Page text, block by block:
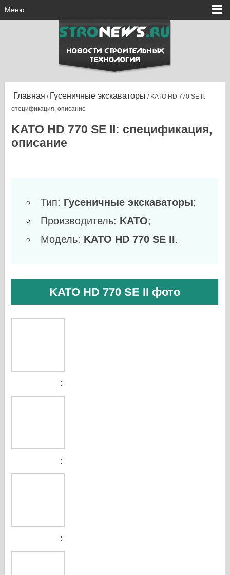
Меню
Главная / Гусеничные экскаваторы / KATO HD 770 SE II:
спецификация, описание
KATO HD 770 SE II: спецификация,
описание
Тип: Гусеничные экскаваторы;
Производитель: KATO;
Модель: KATO HD 770 SE II.
KATO HD 770 SE II фото